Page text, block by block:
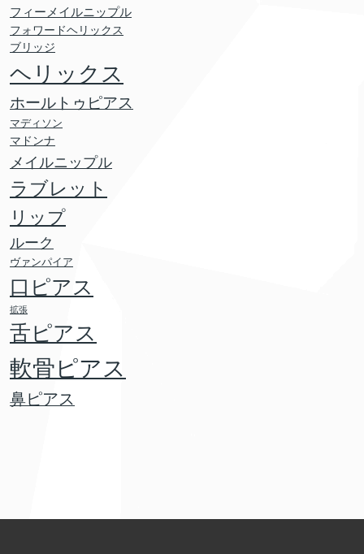
フィーメイルニップル
フォワードヘリックス
ブリッジ
ヘリックス
ホールトゥピアス
マディソン
マドンナ
メイルニップル
ラブレット
リップ
ルーク
ヴァンパイア
口ピアス
拡張
舌ピアス
軟骨ピアス
鼻ピアス